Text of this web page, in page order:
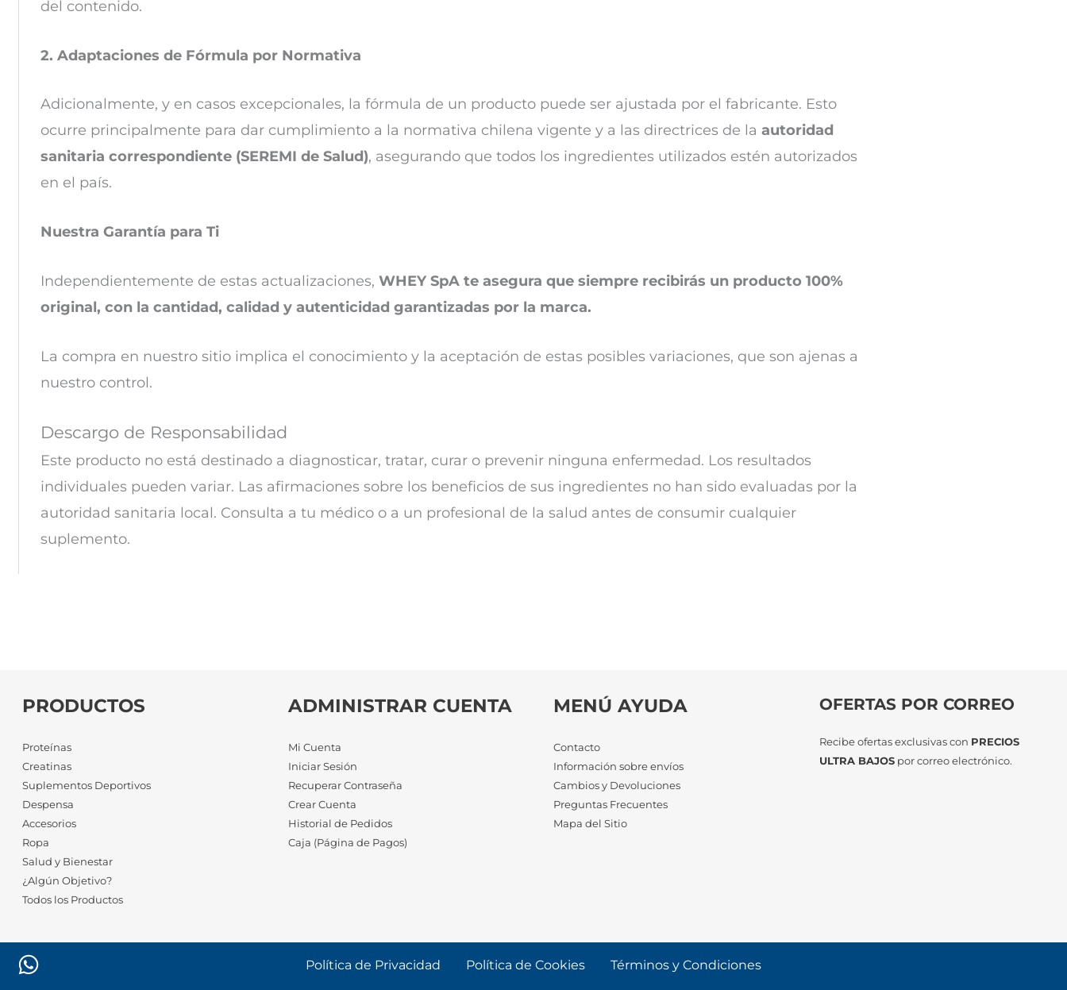
del contenido.
2. Adaptaciones de Fórmula por Normativa
Adicionalmente, y en casos excepcionales, la fórmula de un producto puede ser ajustada por el fabricante. Esto
ocurre principalmente para dar cumplimiento a la normativa chilena vigente y a las directrices de la autoridad
sanitaria correspondiente (SEREMI de Salud), asegurando que todos los ingredientes utilizados estén autorizados
en el país.
Nuestra Garantía para Ti
Independientemente de estas actualizaciones, WHEY SpA te asegura que siempre recibirás un producto 100%
original, con la cantidad, calidad y autenticidad garantizadas por la marca.
La compra en nuestro sitio implica el conocimiento y la aceptación de estas posibles variaciones, que son ajenas a
nuestro control.
Descargo de Responsabilidad
Este producto no está destinado a diagnosticar, tratar, curar o prevenir ninguna enfermedad. Los resultados
individuales pueden variar. Las afirmaciones sobre los beneficios de sus ingredientes no han sido evaluadas por la
autoridad sanitaria local. Consulta a tu médico o a un profesional de la salud antes de consumir cualquier
suplemento.
PRODUCTOS
Proteínas
Creatinas
Suplementos Deportivos
Despensa
Accesorios
Ropa
Salud y Bienestar
¿Algún Objetivo?
Todos los Productos
ADMINISTRAR CUENTA
Mi Cuenta
Iniciar Sesión
Recuperar Contraseña
Crear Cuenta
Historial de Pedidos
Caja (Página de Pagos)
MENÚ AYUDA
Contacto
Información sobre envíos
Cambios y Devoluciones
Preguntas Frecuentes
Mapa del Sitio
OFERTAS POR CORREO
Recibe ofertas exclusivas con PRECIOS
ULTRA BAJOSpor correo electrónico.
Política de Privacidad Política de Cookies Términos y Condiciones